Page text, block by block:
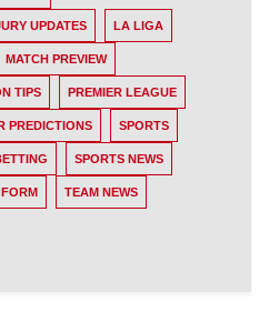
UPDATES LA LIGA
MATCH PREVIEW
TIPS PREMIER LEAGUE
PREDICTIONS SPORTS
SPORTS NEWS
TEAM NEWS